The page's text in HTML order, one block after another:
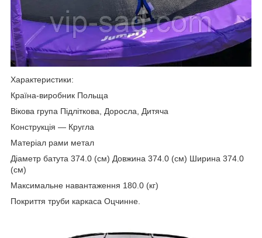
Характеристики:
Країна-виробник Польща
Вікова група Підліткова, Доросла, Дитяча
Конструкція — Кругла
Матеріал рами метал
Діаметр батута 374.0 (см) Довжина 374.0 (см) Ширина 374.0
(см)
Максимальне навантаження 180.0 (кг)
Покриття труби каркаса Оцчинне.